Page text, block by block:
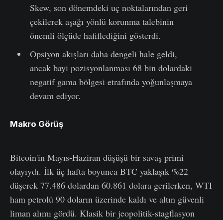
Skew, son dönemdeki uç noktalarından geri
çekilerek aşağı yönlü korunma talebinin
önemli ölçüde hafiflediğini gösterdi.
Opsiyon akışları daha dengeli hale geldi,
ancak bayi pozisyonlanması 68 bin dolardaki
negatif gama bölgesi etrafında yoğunlaşmaya
devam ediyor.
Makro Görüş
Bitcoin'in Mayıs-Haziran düşüşü bir savaş primi
olayıydı. İlk üç hafta boyunca BTC yaklaşık %22
düşerek 77.486 dolardan 60.861 dolara gerilerken, WTI
ham petrolü 90 doların üzerinde kaldı ve altın güvenli
liman alımı gördü. Klasik bir jeopolitik-stagflasyon